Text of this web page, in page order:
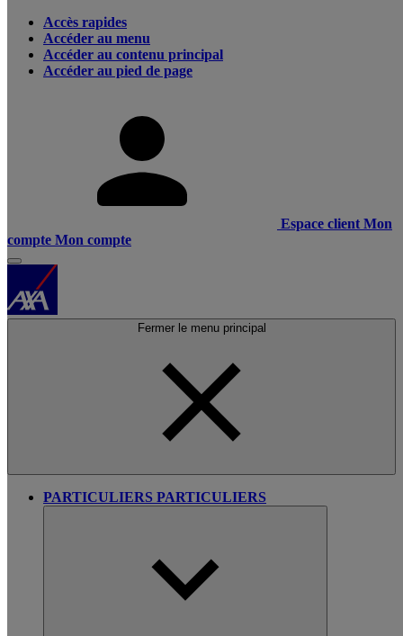
Accès rapides
Accéder au menu
Accéder au contenu principal
Accéder au pied de page
Espace client Mon
compte Mon compte
Fermer le menu principal
PARTICULIERS PARTICULIERS